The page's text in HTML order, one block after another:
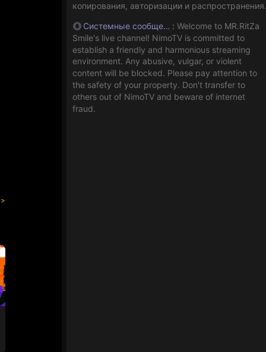
копирования, авторизации и распространения.
Системные сообщения : Welcome to MR.RitZa
Smile's live channel! NimoTV is committed to
establish a friendly and harmonious streaming
environment. Any abusive, vulgar, or violent
content will be blocked. Please pay attention to
the safety of your property. Don't transfer to
others out of NimoTV and beware of internet
fraud.